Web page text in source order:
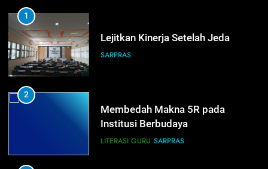
1
Lejitkan Kinerja Setelah Jeda
SARPRAS
2
Membedah Makna 5R pada
Institusi Berbudaya
LITERASI GURU SARPRAS